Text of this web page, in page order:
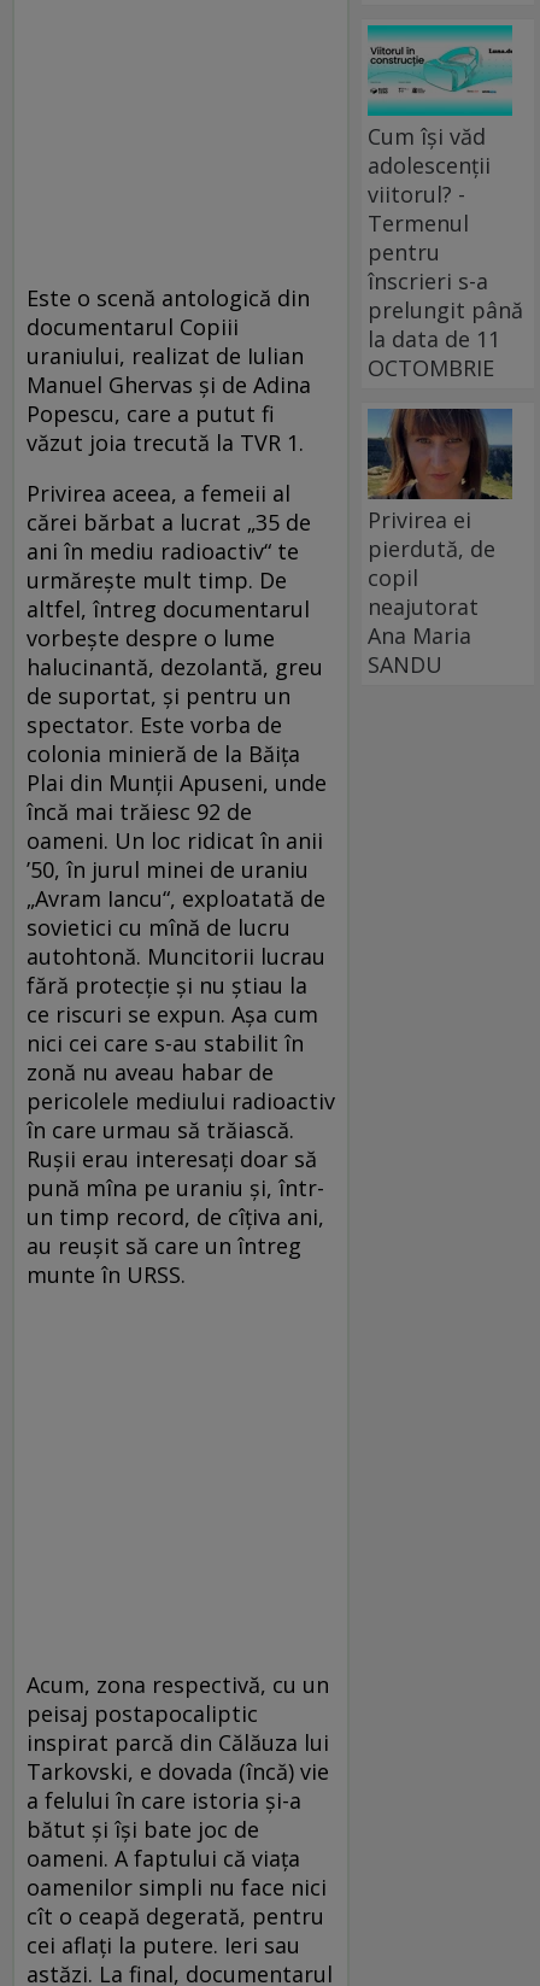
Este o scenă antologică din
documentarul Copiii
uraniului, realizat de Iulian
Manuel Ghervas şi de Adina
Popescu, care a putut fi
văzut joia trecută la TVR 1.
Privirea aceea, a femeii al
cărei bărbat a lucrat „35 de
ani în mediu radioactiv“ te
urmăreşte mult timp. De
altfel, întreg documentarul
vorbeşte despre o lume
halucinantă, dezolantă, greu
de suportat, şi pentru un
spectator. Este vorba de
colonia minieră de la Băiţa
Plai din Munţii Apuseni, unde
încă mai trăiesc 92 de
oameni. Un loc ridicat în anii
’50, în jurul minei de uraniu
„Avram Iancu“, exploatată de
sovietici cu mînă de lucru
autohtonă. Muncitorii lucrau
fără protecţie şi nu ştiau la
ce riscuri se expun. Aşa cum
nici cei care s-au stabilit în
zonă nu aveau habar de
pericolele mediului radioactiv
în care urmau să trăiască.
Ruşii erau interesaţi doar să
pună mîna pe uraniu şi, într-
un timp record, de cîţiva ani,
au reuşit să care un întreg
munte în URSS.
Acum, zona respectivă, cu un
peisaj postapocaliptic
inspirat parcă din Călăuza lui
Tarkovski, e dovada (încă) vie
a felului în care istoria şi-a
bătut şi îşi bate joc de
oameni. A faptului că viaţa
oamenilor simpli nu face nici
cît o ceapă degerată, pentru
cei aflaţi la putere. Ieri sau
astăzi. La final, documentarul
Cum își văd
adolescenții
viitorul? -
Termenul
pentru
înscrieri s-a
prelungit până
la data de 11
OCTOMBRIE
Privirea ei
pierdută, de
copil
neajutorat
Ana Maria
SANDU